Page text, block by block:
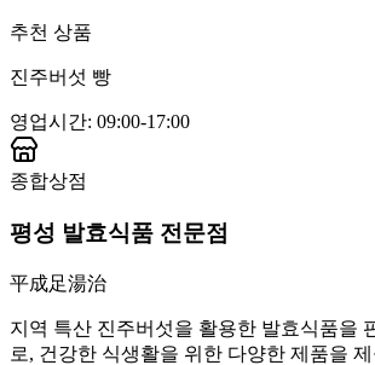
추천 상품
진주버섯 빵
영업시간: 09:00-17:00
종합상점
평성 발효식품 전문점
平成足湯治
지역 특산 진주버섯을 활용한 발효식품을
로, 건강한 식생활을 위한 다양한 제품을